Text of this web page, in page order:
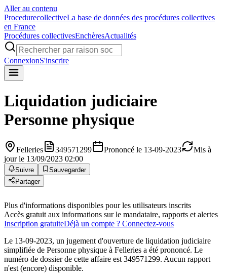
Aller au contenu
ProcedurecollectiveLa base de données des procédures collectives
en France
Procédures collectivesEnchèresActualités
ConnexionS'inscrire
Liquidation judiciaire
Personne physique
Felleries 349571299 Prononcé le 13-09-2023
Mis à
jour le 13/09/2023 02:00
Suivre
Sauvegarder
Partager
Plus d'informations disponibles pour les utilisateurs inscrits
Accès gratuit aux informations sur le mandataire, rapports et alertes
Inscription gratuiteDéjà un compte ? Connectez-vous
Le 13-09-2023, un jugement d'ouverture de liquidation judiciaire
simplifiée de Personne physique à Felleries a été prononcé. Le
numéro de dossier de cette affaire est 349571299. Aucun rapport
n'est (encore) disponible.